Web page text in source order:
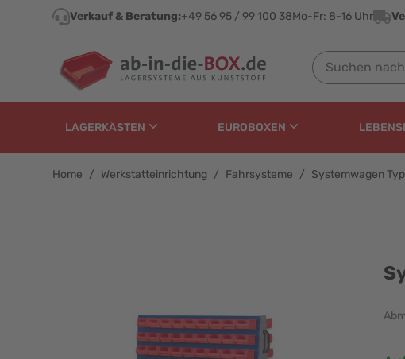
Direkt zum Inhalt
Verkauf & Beratung:+49 56 95 / 99 100 38Mo-Fr: 8-16 Uhr
Suchen nach
LAGERKÄSTEN EUROBOXEN
Home / Werkstatteinrichtung / Fahrsysteme / Systemwagen
Systemwagen Typ 4 für